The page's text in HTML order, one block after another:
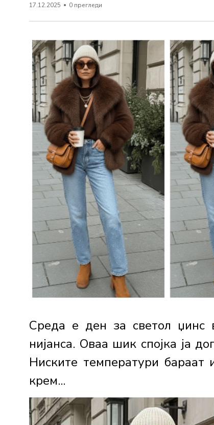
17.12.2025 0 прегледи
Среда е ден за светол џинс
нијанса. Оваа шик спојка ја
Ниските температури
крем...